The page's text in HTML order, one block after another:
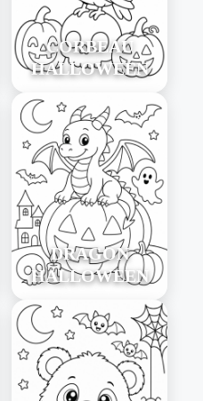
CORBEAU
HALLOWEEN
DRAGON
HALLOWEEN